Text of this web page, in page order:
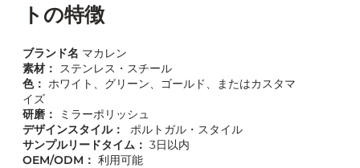
トの特徴
ブランド名 マカレン
素材： ステンレス・スチール
色： ホワイト、グリーン、ゴールド、またはカスタマ
イズ
研磨：
ミラーポリッシュ
デザインスタイル：
ポルトガル・スタイル
サンプルリードタイム： 3日以内
OEM/ODM： 利用可能